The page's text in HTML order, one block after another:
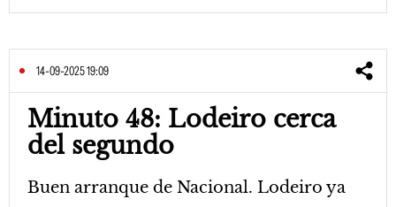
14-09-2025 19:09
Minuto 48: Lodeiro cerca
del segundo
Buen arranque de Nacional. Lodeiro ya